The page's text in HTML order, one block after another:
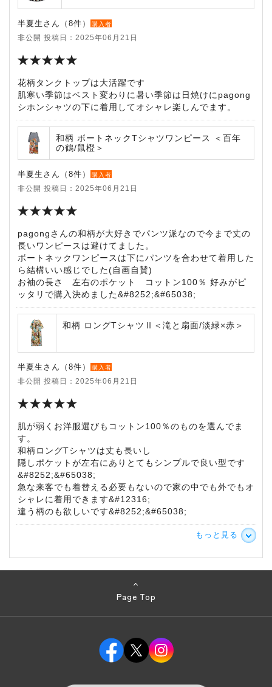
半夏生さん（8件） 購入者
非公開 投稿日：2025年06月21日
花柄タンクトップは大活躍です
肌寒い季節はベスト変わりに暑い季節は日焼けにpagong
シホンシャツの下に着用してオシャレ楽しんでます。
和柄 ボートネックTシャツワンピース ＜百年
の鶴/鼠橙＞
半夏生さん（8件） 購入者
非公開 投稿日：2025年06月21日
pagongさんの和柄が大好きでパンツ派なので今まで丈の
長いワンピースは避けてました。
ボートネックワンピースは下にパンツを合わせて着用した
ら結構いい感じでした(自画自賛)
お袖の長さ 左右のポケット コットン100％ 好みがピ
ッタリで購入決めました&#8252;&#65038;
和柄 ロングTシャツⅡ＜滝と扇面/淡緑×赤＞
半夏生さん（8件） 購入者
非公開 投稿日：2025年06月21日
肌が弱くお洋服選びもコットン100％のものを選んでま
す。
和柄ロングTシャツは丈も長いし
隠しポケットが左右にありとてもシンプルで良い型です
&#8252;&#65038;
急な来客でも着替える必要もないので家の中でも外でもオ
シャレに着用できます&#12316;
違う柄のも欲しいです&#8252;&#65038;
もっと見る
Page Top